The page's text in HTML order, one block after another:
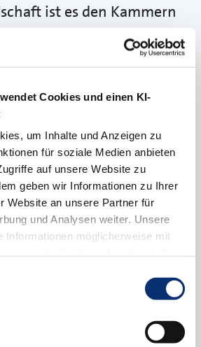
Cookies und einen KI-
um Inhalte und Anzeigen zu
für soziale Medien anbieten
auf unsere Website zu
geben wir Informationen zu Ihrer
Website an unsere Partner für
und Analysen weiter. Unsere
Informationen möglicherweise mit
ist es den Kammern
gesamte Handwerk zu
aller Betriebe
fairen
und stellt sicher, dass
nicht von einigen
bestimmt wird.
sowie der
Legitimation und
von Ehrenamt und
die Handwerkskammer
Glaubwürdigkeit, hohe
der